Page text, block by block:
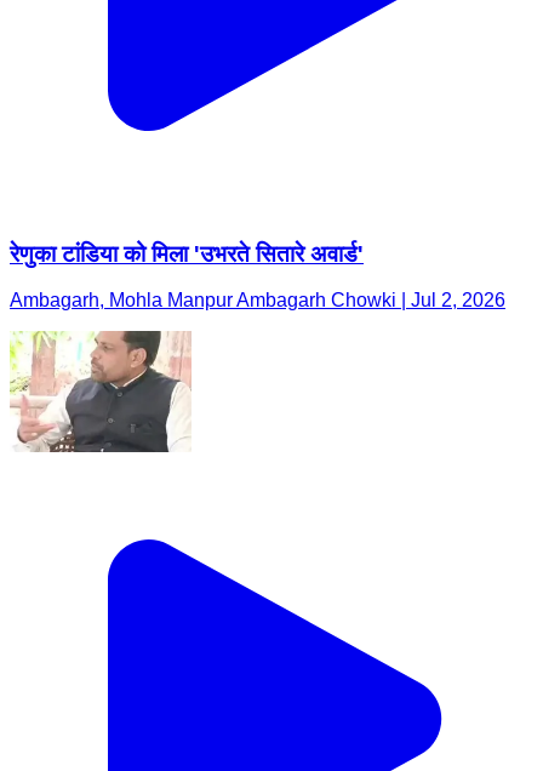
रेणुका टांडिया को मिला 'उभरते सितारे अवार्ड'
Ambagarh, Mohla Manpur Ambagarh Chowki | Jul 2, 2026